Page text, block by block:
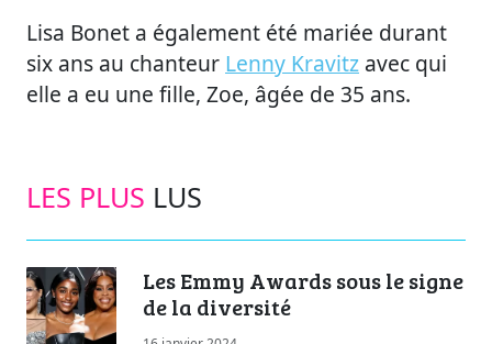
Lisa Bonet a également été mariée durant
six ans au chanteur Lenny Kravitz avec qui
elle a eu une fille, Zoe, âgée de 35 ans.
LES PLUS LUS
Les Emmy Awards sous le signe
de la diversité